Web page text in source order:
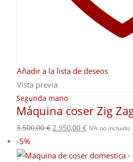
Añadir a la lista de deseos
Vista previa
Segunda mano
Máquina coser Zig
3.500,00€ El
original
2.950,00 €El
actual
IVA no incluido
-5%